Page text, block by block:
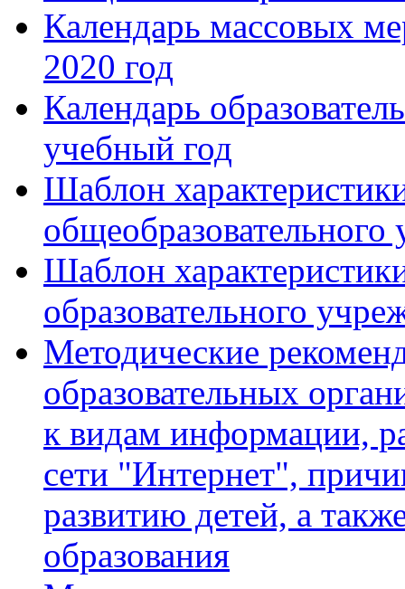
Календарь массовых
2020 год
Календарь
учебный год
Шаблон
общеобразовательного
Шаблон
образовательного
Методические
образовательных
к видам информации,
сети "Интернет",
развитию детей, а
образования